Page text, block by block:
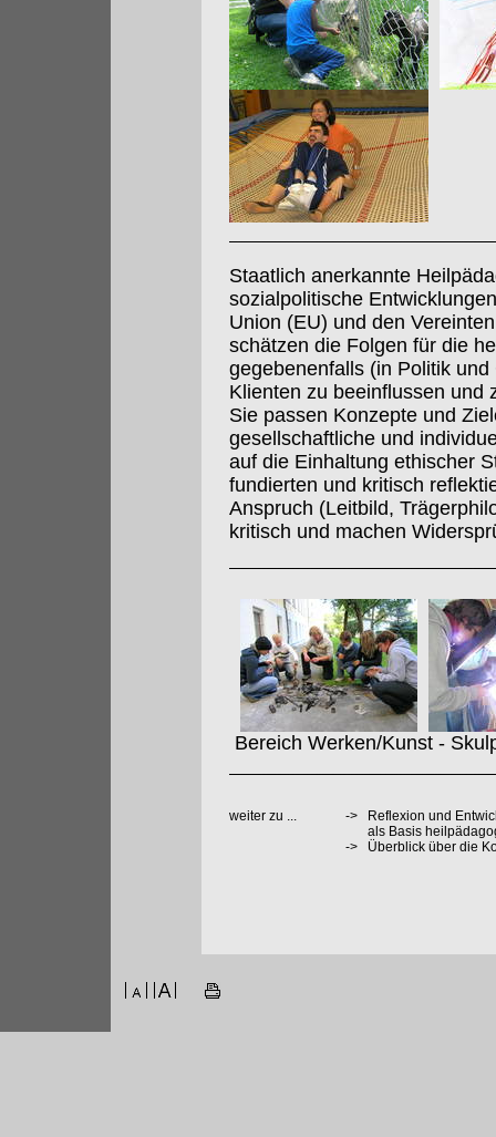
Staatlich anerkannte
sozialpolitische
Union (EU) und den
schätzen die Folgen für die
gegebenenfalls (in Politik
Klienten zu beeinflussen und
Sie passen Konzepte und
gesellschaftliche und
auf die Einhaltung ethischer
fundierten und kritisch
Anspruch (Leitbild,
kritisch und machen
Bereich Werken/Kunst -
weiter zu ... ->
Reflexion und
als Basis
->
Überblick über die